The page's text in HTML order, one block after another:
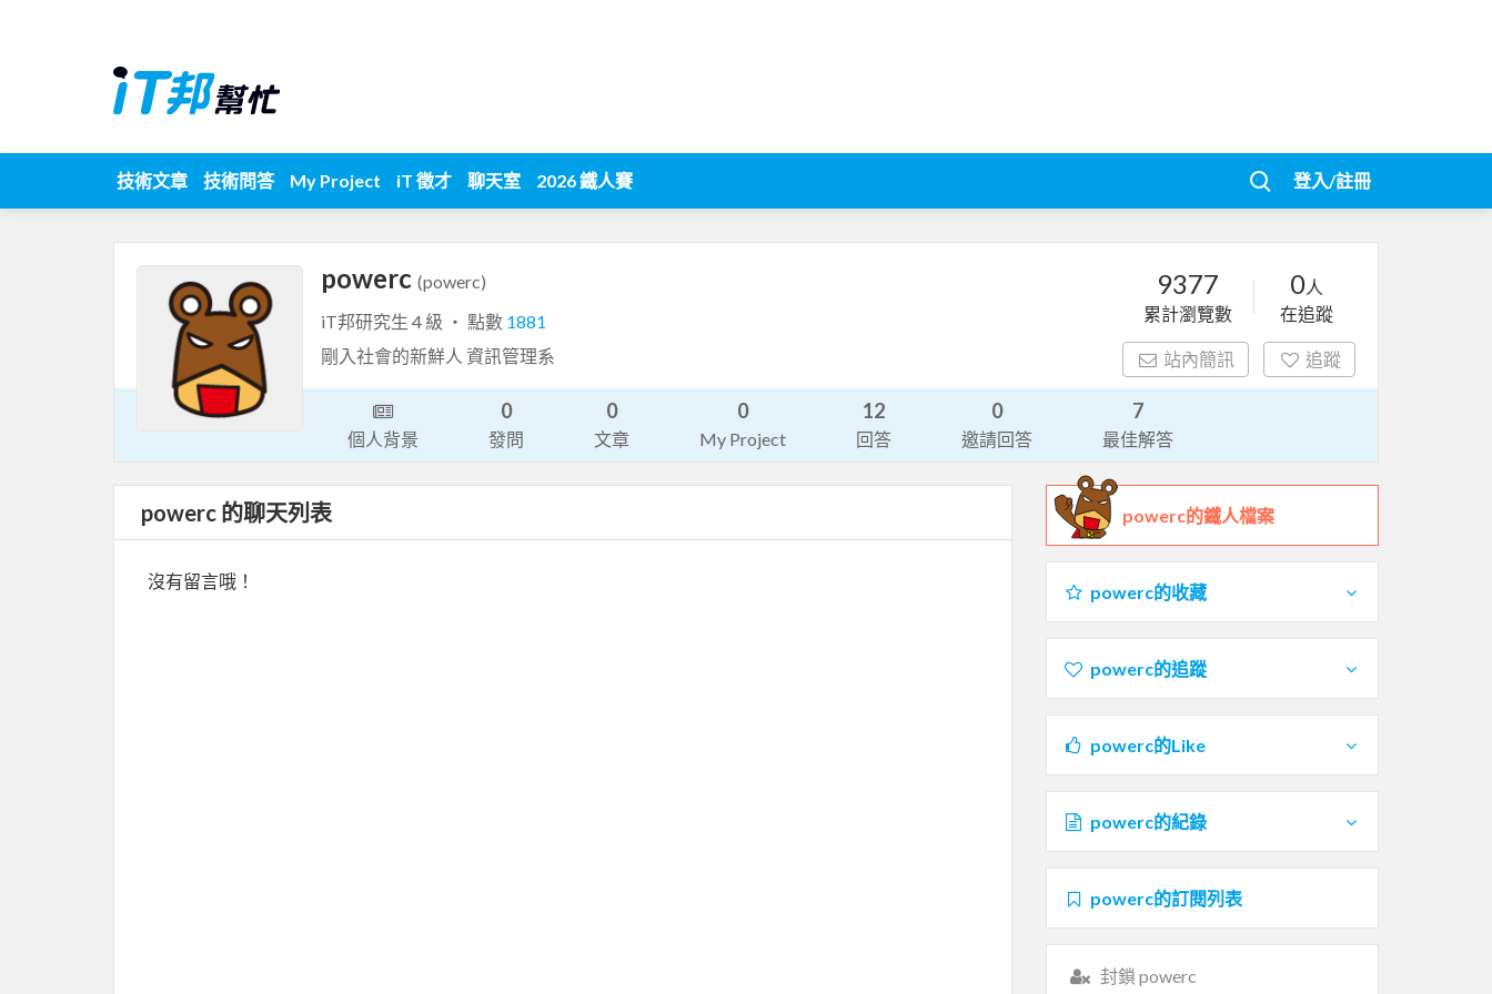
技術文章 技術問答 My Project iT 徵才 聊天室 2026 鐵人賽 登入/註冊
powerc (powerc)
iT邦研究生 4 級 ‧ 點數 1881
剛入社會的新鮮人 資訊管理系
9377
累計瀏覽數
0人
在追蹤
站內簡訊 追蹤
個人背景
0
發問
0
文章
0
My Project
12
回答
0
邀請回答
7
最佳解答
powerc 的聊天列表
沒有留言哦！
powerc的鐵人檔案
powerc的收藏
powerc的追蹤
powerc的Like
powerc的紀錄
powerc的訂閱列表
封鎖 powerc